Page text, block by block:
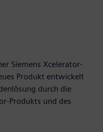
Siemens Xcelerator-
Produkt entwickelt
durch die
Produkts und des